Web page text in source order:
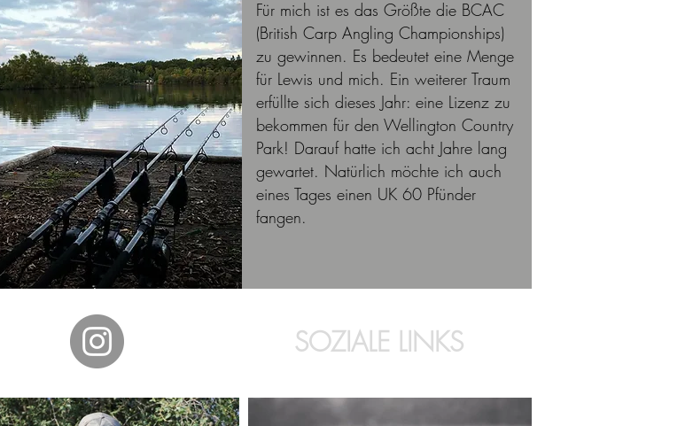
Für mich ist es das Größte die BCAC
(British Carp Angling Championships)
zu gewinnen. Es bedeutet eine Menge
für Lewis und mich. Ein weiterer Traum
erfüllte sich dieses Jahr: eine Lizenz zu
bekommen für den Wellington Country
Park! Darauf hatte ich acht Jahre lang
gewartet. Natürlich möchte ich auch
eines Tages einen UK 60 Pfünder
fangen.
SOZIALE LINKS